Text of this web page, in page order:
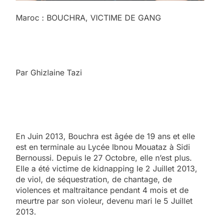
Maroc : BOUCHRA, VICTIME DE GANG
Par Ghizlaine Tazi
En Juin 2013, Bouchra est âgée de 19 ans et elle
est en terminale au Lycée Ibnou Mouataz à Sidi
Bernoussi. Depuis le 27 Octobre, elle n’est plus.
Elle a été victime de kidnapping le 2 Juillet 2013,
de viol, de séquestration, de chantage, de
violences et maltraitance pendant 4 mois et de
meurtre par son violeur, devenu mari le 5 Juillet
2013.